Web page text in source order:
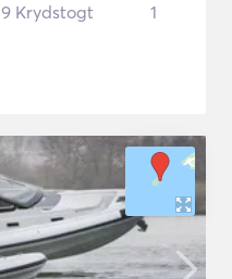
9 Krydstogt 1